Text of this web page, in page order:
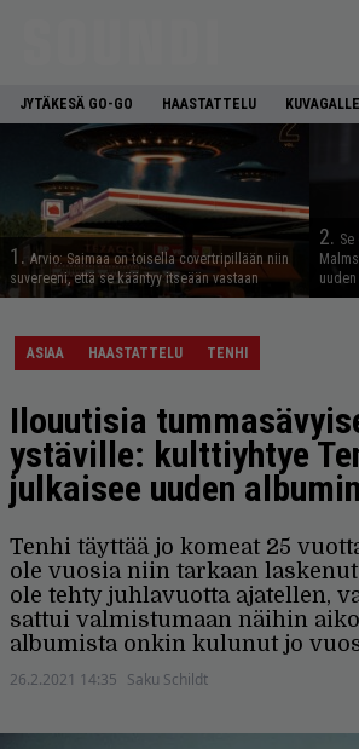
JYTÄKESÄ GO-GO HAASTATTELU
1. Arvio: Saimaa on toisella covertripillään niin
suvereeni, että se kääntyy itseään vastaan
2.
ASIAA HAASTATTELU TENHI
Ilouutisia
ystäville: kulttiyhtye
julkaisee uuden albumin
Tenhi täyttää jo komeat 25
ole vuosia niin tarkaan
ole tehty juhlavuotta ajatellen,
sattui valmistumaan näihin
albumista onkin kulunut jo
26.2.2021 14:35 Saku Schildt